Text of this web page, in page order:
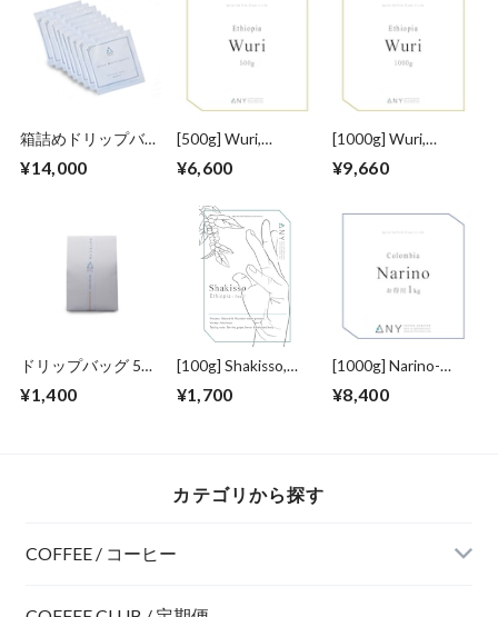
箱詰めドリップバッ
軽にどこでも！簡単
50 Drip Bags set.
¥14,000
[500g] Wuri,
ウリ、エチオピア -
¥6,600
[1000g] Wuri,
ウリ、エチオピア -
¥9,660
ドリップバッグ 5
どこでも！簡単スペ
¥1,400
[100g] Shakisso,
ャキッソ、エチオピ
¥1,700
[1000g] Narino-
ナリーニョ、コロン
¥8,400
カテゴリから探す
COFFEE / コーヒー